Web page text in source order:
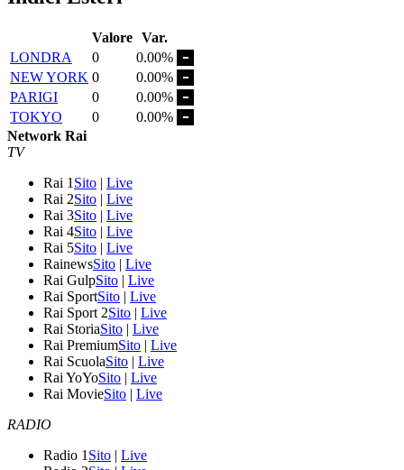
Valore Var.
LONDRA
0
0.00%
NEW YORK 0
0.00%
PARIGI
0
0.00%
TOKYO
0
0.00%
Network Rai
TV
Rai 1 Sito | Live
Rai 2Sito | Live
Rai 3Sito | Live
Rai 4Sito | Live
Rai 5Sito | Live
RainewsSito | Live
Rai GulpSito | Live
Rai SportSito | Live
Rai Sport 2Sito | Live
Rai StoriaSito | Live
Rai PremiumSito | Live
Rai ScuolaSito | Live
Rai YoYoSito | Live
Rai MovieSito | Live
RADIO
Radio 1 Sito | Live